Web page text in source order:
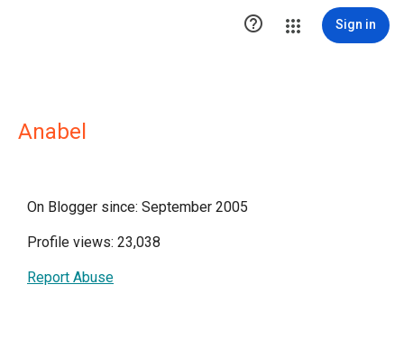
 Sign in
Anabel
On Blogger since: September 2005
Profile views: 23,038
Report Abuse